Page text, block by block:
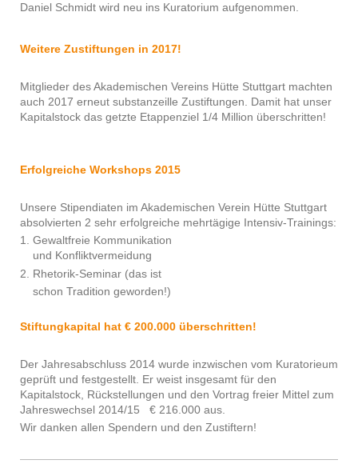
Daniel Schmidt wird neu ins Kuratorium aufgenommen.
Weitere Zustiftungen in 2017!
Mitglieder des Akademischen Vereins Hütte Stuttgart machten
auch 2017 erneut substanzeille Zustiftungen. Damit hat unser
Kapitalstock das getzte Etappenziel 1/4 Million überschritten!
Erfolgreiche Workshops 2015
Unsere Stipendiaten im Akademischen Verein Hütte Stuttgart
absolvierten 2 sehr erfolgreiche mehrtägige Intensiv-Trainings:
1. Gewaltfreie Kommunikation
und Konfliktvermeidung
2. Rhetorik-Seminar (das ist
schon Tradition geworden!)
Stiftungkapital hat € 200.000 überschritten!
Der Jahresabschluss 2014 wurde inzwischen vom Kuratorieum
geprüft und festgestellt. Er weist insgesamt für den
Kapitalstock, Rückstellungen und den Vortrag freier Mittel zum
Jahreswechsel 2014/15 € 216.000 aus.
Wir danken allen Spendern und den Zustiftern!